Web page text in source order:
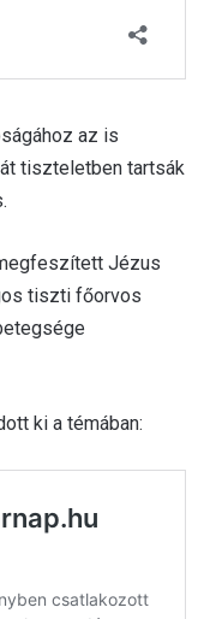
az is
tiszteletben tartsák
Jézus
tiszti főorvos
ki a témában: